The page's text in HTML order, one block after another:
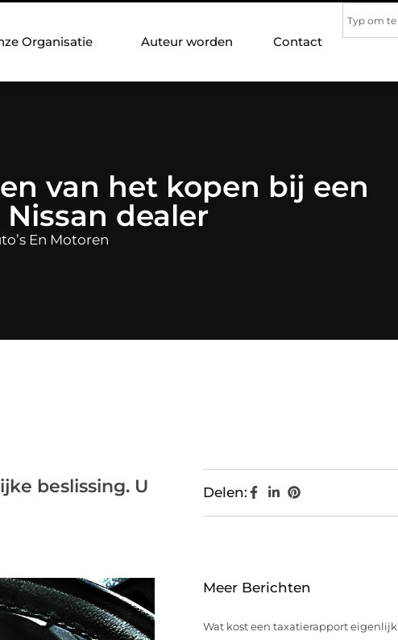
Organisatie Auteur worden Contact
van het kopen bij een
dealer
En Motoren
beslissing. U
Delen:
Meer Berichten
Wat kost een taxatierapport